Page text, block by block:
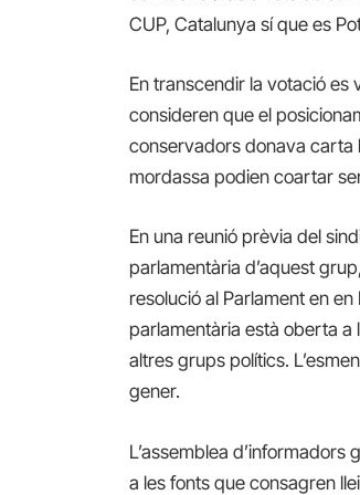
CUP, Catalunya sí que es
En transcendir la votació es
consideren que el
conservadors donava carta
mordassa podien coartar
En una reunió prèvia del
parlamentària d’aquest
resolució al Parlament enen
parlamentària està oberta a
altres grups polítics.
gener.
L’assemblea
a les fonts que consagren